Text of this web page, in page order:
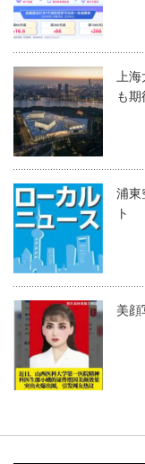
上
も期
浦東
ト
美顔